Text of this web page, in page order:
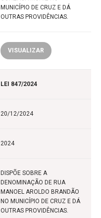
MUNICÍPIO DE CRUZ E DÁ
OUTRAS PROVIDÊNCIAS.
VISUALIZAR
LEI 847/2024
20/12/2024
2024
DISPÕE SOBRE A
DENOMINAÇÃO DE RUA
MANOEL AROLDO BRANDÃO
NO MUNICÍPIO DE CRUZ E DÁ
OUTRAS PROVIDÊNCIAS.